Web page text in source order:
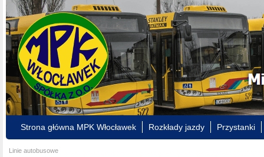
Strona główna MPK Włocławek Rozkłady jazdy Przystanki
Linie autobusowe